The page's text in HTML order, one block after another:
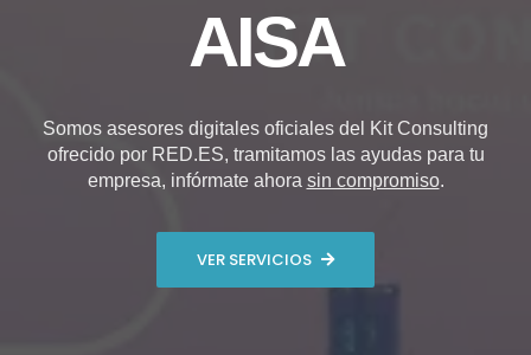
AISA
Somos asesores digitales oficiales del Kit Consulting
ofrecido por RED.ES, tramitamos las ayudas para tu
empresa, infórmate ahora sin compromiso.
VER SERVICIOS